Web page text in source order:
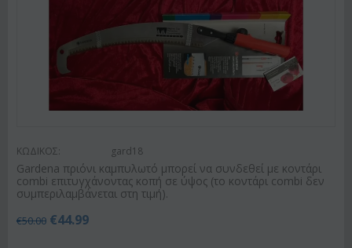
ΚΩΔΙΚΟΣ: gard18
Gardena πριόνι καμπυλωτό μπορεί να συνδεθεί με κοντάρι
combi επιτυγχάνοντας κοπή σε ύψος (το κοντάρι combi δεν
συμπεριλαμβάνεται στη τιμή).
€50.00 €44.99